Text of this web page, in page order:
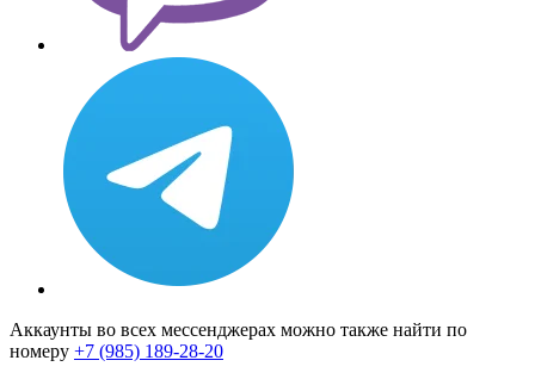
Аккаунты во всех мессенджерах можно также найти по
номеру +7 (985) 189-28-20